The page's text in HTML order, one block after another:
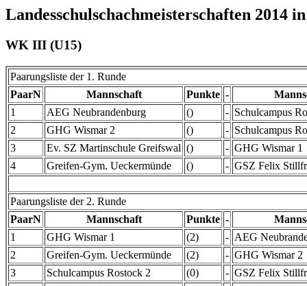
Landesschulschachmeisterschaften 2014
WK III (U15)
Paarungsliste der 1. Runde
PaarN
Mannschaft Punkte -
1
AEG Neubrandenburg () - Schulcampus
2
GHG Wismar 2 () - Schulcampus
3
Ev. SZ Martinschule Greifswal () - GHG Wismar 1
4
Greifen-Gym. Ueckermünde () - GSZ Felix
Paarungsliste der 2. Runde
PaarN
Mannschaft Punkte -
1
GHG Wismar 1 (2) - AEG
2
Greifen-Gym. Ueckermünde (2) - GHG Wismar 2
3
Schulcampus Rostock 2 (0) - GSZ Felix